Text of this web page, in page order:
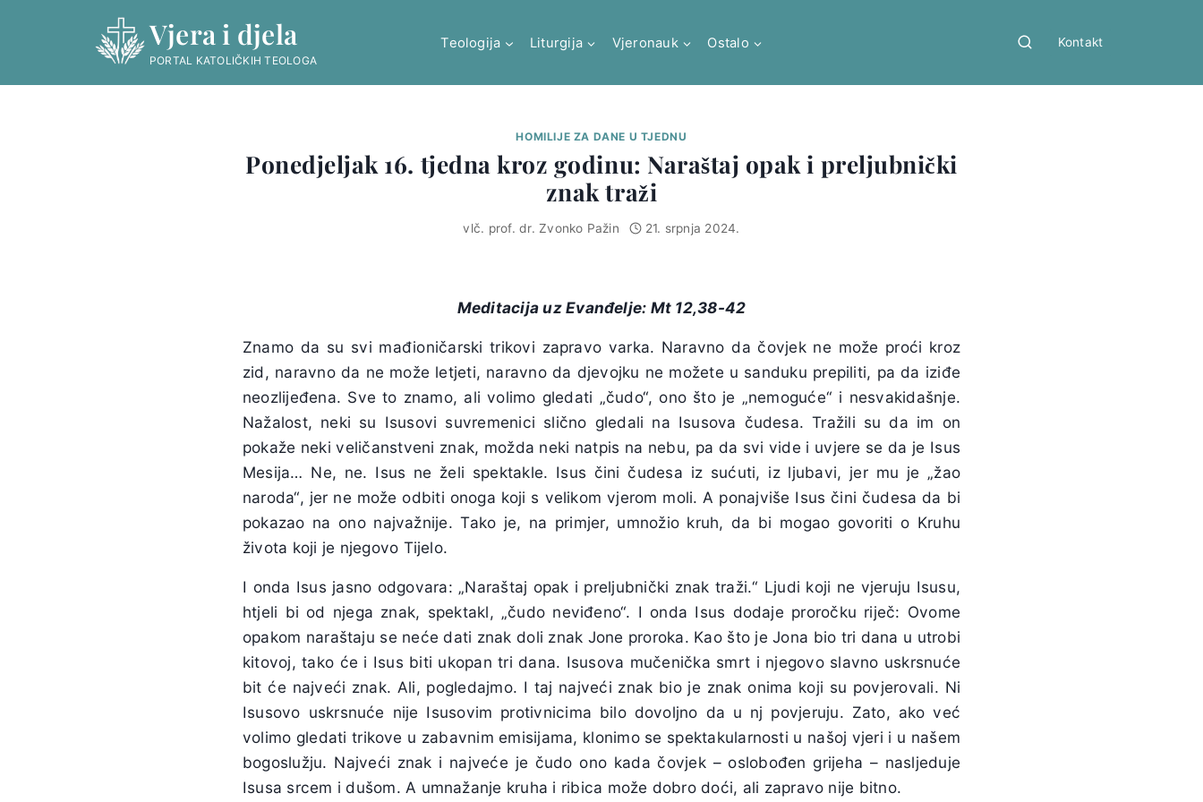
Vjera i djela
PORTAL KATOLIČKIH TEOLOGA
Teologija Liturgija Vjeronauk Ostalo Kontakt
HOMILIJE ZA DANE U TJEDNU
Ponedjeljak 16. tjedna kroz godinu: Naraštaj opak i preljubnički
znak traži
vlč. prof. dr. Zvonko Pažin 21. srpnja 2024.
Meditacija uz Evanđelje: Mt 12,38-42
Znamo da su svi mađioničarski trikovi zapravo varka. Naravno da čovjek ne može proći kroz
zid, naravno da ne može letjeti, naravno da djevojku ne možete u sanduku prepiliti, pa da iziđe
neozlijeđena. Sve to znamo, ali volimo gledati „čudo“, ono što je „nemoguće“ i nesvakidašnje.
Nažalost, neki su Isusovi suvremenici slično gledali na Isusova čudesa. Tražili su da im on
pokaže neki veličanstveni znak, možda neki natpis na nebu, pa da svi vide i uvjere se da je Isus
Mesija… Ne, ne. Isus ne želi spektakle. Isus čini čudesa iz sućuti, iz ljubavi, jer mu je „žao
naroda“, jer ne može odbiti onoga koji s velikom vjerom moli. A ponajviše Isus čini čudesa da bi
pokazao na ono najvažnije. Tako je, na primjer, umnožio kruh, da bi mogao govoriti o Kruhu
života koji je njegovo Tijelo.
I onda Isus jasno odgovara: „Naraštaj opak i preljubnički znak traži.“ Ljudi koji ne vjeruju Isusu,
htjeli bi od njega znak, spektakl, „čudo neviđeno“. I onda Isus dodaje proročku riječ: Ovome
opakom naraštaju se neće dati znak doli znak Jone proroka. Kao što je Jona bio tri dana u utrobi
kitovoj, tako će i Isus biti ukopan tri dana. Isusova mučenička smrt i njegovo slavno uskrsnuće
bit će najveći znak. Ali, pogledajmo. I taj najveći znak bio je znak onima koji su povjerovali. Ni
Isusovo uskrsnuće nije Isusovim protivnicima bilo dovoljno da u nj povjeruju. Zato, ako već
volimo gledati trikove u zabavnim emisijama, klonimo se spektakularnosti u našoj vjeri i u našem
bogoslužju. Najveći znak i najveće je čudo ono kada čovjek – oslobođen grijeha – nasljeduje
Isusa srcem i dušom. A umnažanje kruha i ribica može dobro doći, ali zapravo nije bitno.